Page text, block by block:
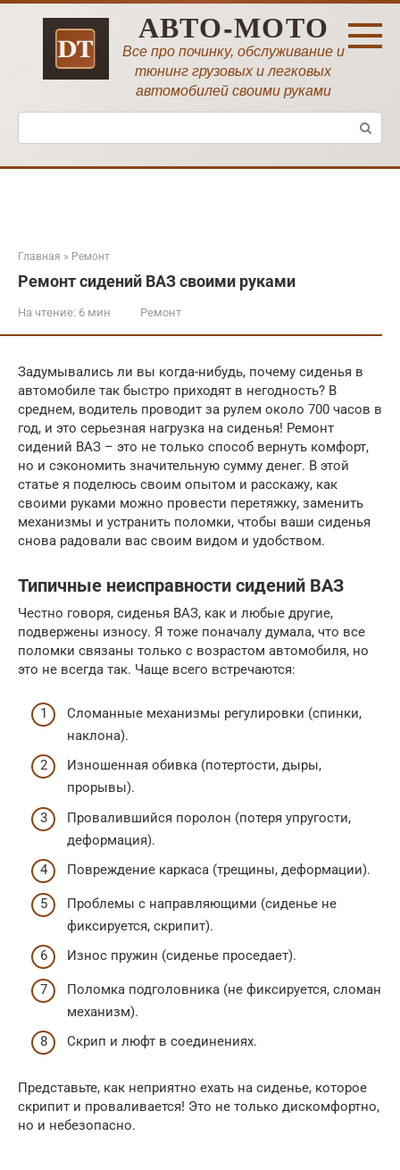
Перейти
АВТО-МОТО
Все про починку, обслуживание и
тюнинг грузовых и легковых
автомобилей своими руками
Поиск:
Главная » Ремонт
Ремонт сидений ВАЗ своими руками
На чтение: 6 мин Ремонт
Задумывались ли вы когда-нибудь, почему сиденья в
автомобиле так быстро приходят в негодность? В
среднем, водитель проводит за рулем около 700 часов в
год, и это серьезная нагрузка на сиденья! Ремонт
сидений ВАЗ – это не только способ вернуть комфорт,
но и сэкономить значительную сумму денег. В этой
статье я поделюсь своим опытом и расскажу, как
своими руками можно провести перетяжку, заменить
механизмы и устранить поломки, чтобы ваши сиденья
снова радовали вас своим видом и удобством.
Типичные неисправности сидений ВАЗ
Честно говоря, сиденья ВАЗ, как и любые другие,
подвержены износу. Я тоже поначалу думала, что все
поломки связаны только с возрастом автомобиля, но
это не всегда так. Чаще всего встречаются:
Сломанные механизмы регулировки (спинки,
наклона).
Изношенная обивка (потертости, дыры,
прорывы).
Провалившийся поролон (потеря упругости,
деформация).
Повреждение каркаса (трещины, деформации).
Проблемы с направляющими (сиденье не
фиксируется, скрипит).
Износ пружин (сиденье проседает).
Поломка подголовника (не фиксируется, сломан
механизм).
Скрип и люфт в соединениях.
Представьте, как неприятно ехать на сиденье, которое
скрипит и проваливается! Это не только дискомфортно,
но и небезопасно.